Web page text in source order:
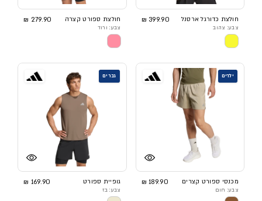
חולצת כדורגל ארסנל 399.90 ₪
צבע: צהוב
חולצת ספורט קצרה 279.90 ₪
צבע: ורוד
ילדים
מכנסי ספורט קצרים 189.90 ₪
צבע: חום
גברים
גופיית ספורט 169.90 ₪
צבע: בז